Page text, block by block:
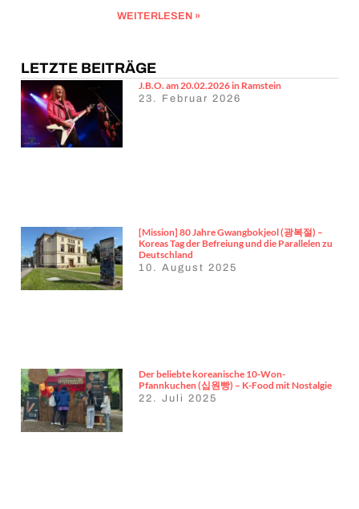
WEITERLESEN »
LETZTE BEITRÄGE
J.B.O. am 20.02.2026 in Ramstein
23. Februar 2026
[Mission] 80 Jahre Gwangbokjeol (광복절) –
Koreas Tag der Befreiung und die Parallelen zu
Deutschland
10. August 2025
Der beliebte koreanische 10-Won-
Pfannkuchen (십원빵) – K-Food mit Nostalgie
22. Juli 2025